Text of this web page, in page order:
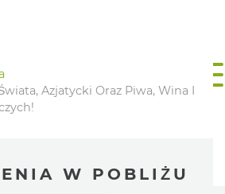
Azjatycki Oraz Piwa, Wina I
W POBLIŻU